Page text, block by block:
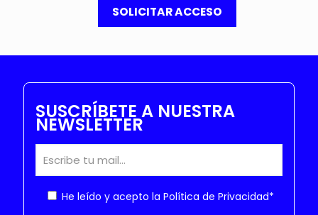
SUSCRÍBETE A NUESTRA
NEWSLETTER
He leído y acepto la Política de Privacidad*